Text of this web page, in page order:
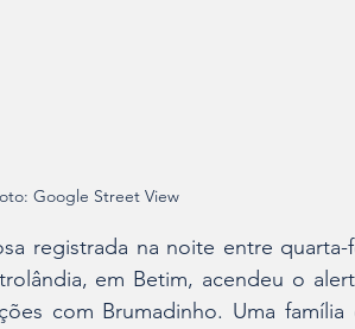
Google Street View
registrada na noite entre quarta-
em Betim, acendeu o
com Brumadinho. Uma